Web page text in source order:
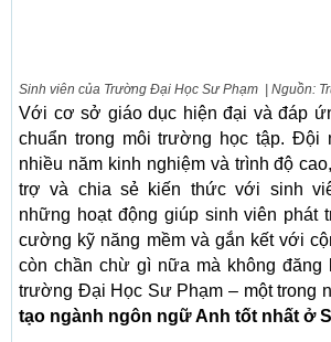
Sinh viên của Trường Đại Học Sư Phạm | Nguồn:
Với cơ sở giáo dục hiện đại và đáp
chuẩn trong môi trường học tập. Đội
nhiều năm kinh nghiệm và trình độ
trợ và chia sẻ kiến thức với sinh
những hoạt động giúp sinh viên phát
cường kỹ năng mềm và gắn kết với
còn chần chừ gì nữa mà không đăng
trường Đại Học Sư Phạm – một trong
tạo ngành ngôn ngữ Anh tốt nhất ở